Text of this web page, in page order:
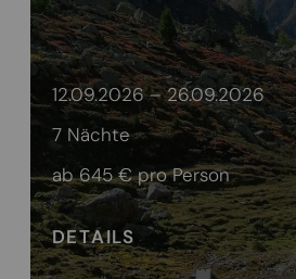
12.09.2026 – 26.09.2026
7 Nächte
ab 645 €pro Person
DETAILS